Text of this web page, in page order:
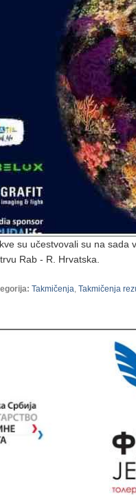
su učestvovali su na
Rab - R. Hrvatska.
: Takmičenja, Takmičenja